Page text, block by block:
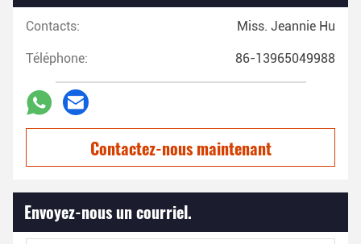
Contacts: Miss. Jeannie Hu
Téléphone: 86-13965049988
Contactez-nous maintenant
Envoyez-nous un courriel.